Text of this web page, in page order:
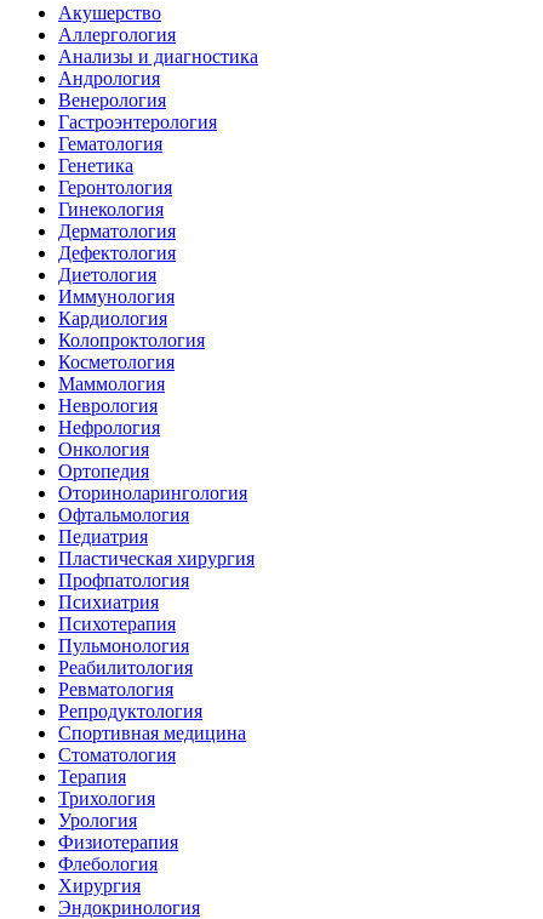
Акушерство
Аллергология
Анализы и диагностика
Андрология
Венерология
Гастроэнтерология
Гематология
Генетика
Геронтология
Гинекология
Дерматология
Дефектология
Диетология
Иммунология
Кардиология
Колопроктология
Косметология
Маммология
Неврология
Нефрология
Онкология
Ортопедия
Оториноларингология
Офтальмология
Педиатрия
Пластическая хирургия
Профпатология
Психиатрия
Психотерапия
Пульмонология
Реабилитология
Ревматология
Репродуктология
Спортивная медицина
Стоматология
Терапия
Трихология
Урология
Физиотерапия
Флебология
Хирургия
Эндокринология